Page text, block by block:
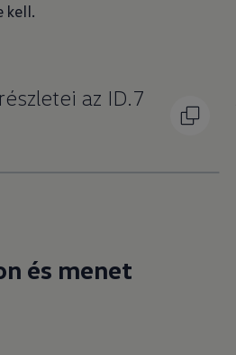
kell.
részletei az ID.7
és menet